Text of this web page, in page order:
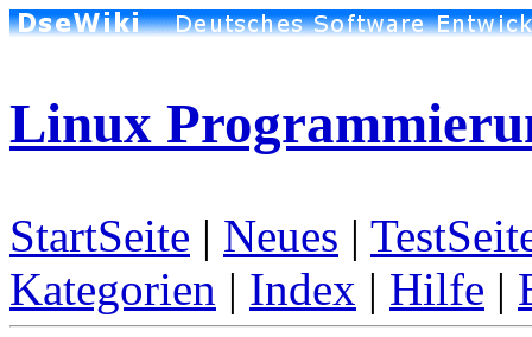
Linux
StartSeite | Neues |
Kategorien | Index | Hilfe |